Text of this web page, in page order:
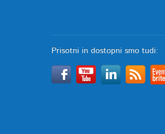
Prisotni in dostopni smo tudi: